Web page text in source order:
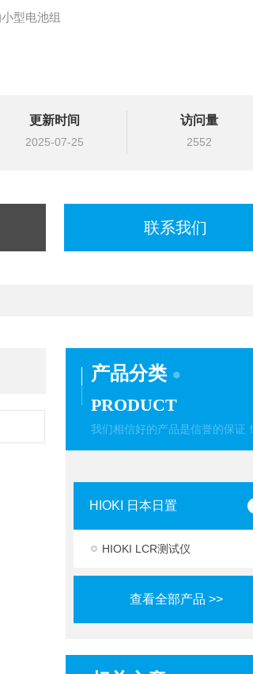
型电池组
更新时间
2025-07-25
访问量
2552
联系我们
产品分类
PRODUCT
我们相信好的产品是信誉的保证！
HIOKI 日本日置
HIOKI LCR测试仪
查看全部产品 >>